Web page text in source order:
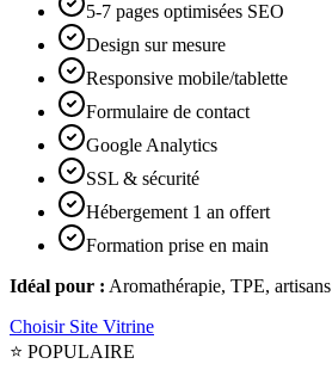
5-7 pages optimisées SEO
Design sur mesure
Responsive mobile/tablette
Formulaire de contact
Google Analytics
SSL & sécurité
Hébergement 1 an offert
Formation prise en main
Idéal pour : Aromathérapie, TPE, artisans
Choisir Site Vitrine
⭐ POPULAIRE